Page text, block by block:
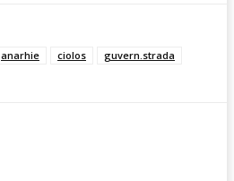
anarhie ciolos
guvern.strada